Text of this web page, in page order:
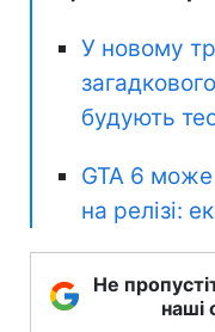
У новому
будують
GTA 6
на релізі:
Не
наші